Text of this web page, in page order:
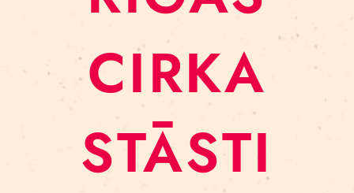
CIRKA
STĀSTI